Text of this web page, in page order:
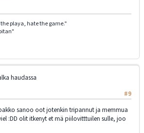
playa, hate the game."
haudassa
#9
sanoo oot jotenkin tripannut ja memmua
:DD olit itkenyt et mä piilovitttuilen sulle, joo